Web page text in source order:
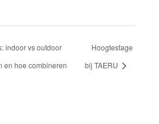
indoor vs outdoor
en hoe combineren
Hoogtestage
bij TAERU